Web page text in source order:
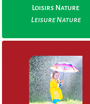
Loisirs Nature
Leisure Nature